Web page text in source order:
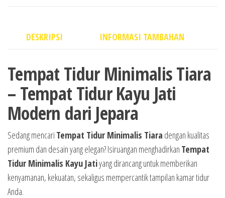
DESKRIPSI INFORMASI TAMBAHAN
Tempat Tidur Minimalis Tiara
– Tempat Tidur Kayu Jati
Modern dari Jepara
Sedang mencari Tempat Tidur Minimalis Tiara dengan kualitas
premium dan desain yang elegan? Isiruangan menghadirkan Tempat
Tidur Minimalis Kayu Jatiyang dirancang untuk memberikan
kenyamanan, kekuatan, sekaligus mempercantik tampilan kamar tidur
Anda.